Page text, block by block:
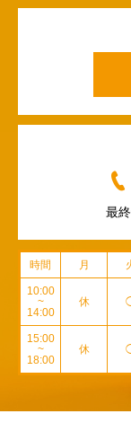
最
時間 月
10:00
~
14:00
休
15:00
~
18:00
休